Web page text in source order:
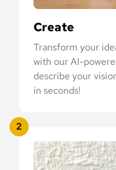
Create
Transform your
with our AI-
describe your
in seconds!
2